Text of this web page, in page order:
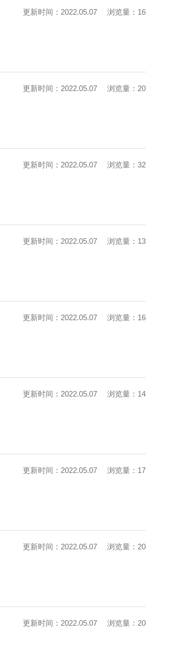
浏览量：16
更新时间：2022.05.07
浏览量：20
更新时间：2022.05.07
浏览量：32
更新时间：2022.05.07
浏览量：13
更新时间：2022.05.07
浏览量：16
更新时间：2022.05.07
浏览量：14
更新时间：2022.05.07
浏览量：17
更新时间：2022.05.07
浏览量：20
更新时间：2022.05.07
浏览量：20
更新时间：2022.05.07